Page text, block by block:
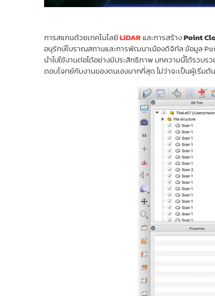
การสแกนด้วยเทคโนโลยีLiDAR และการสร้างPoint
อนุรักษ์โบราณสถานและการพัฒนาเมืองดิจิทัล ข้อมูล
นำไปใช้งานต่อได้อย่างมีประสิทธิภาพ บทความนี้ได้รวบรว
ตอบโจทย์กับงานของตนเองมากที่สุด ไม่ว่าจะเป็นผู้เริ่ม